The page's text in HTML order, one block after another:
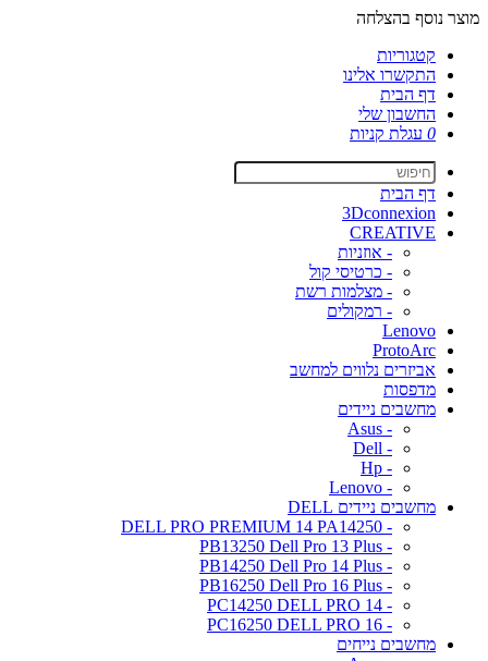
מוצר נוסף בהצלחה
קטגוריות
התקשרו אלינו
דף הבית
החשבון שלי
0 עגלת קניות
דף הבית
3Dconnexion
CREATIVE
- אוזניות
- כרטיסי קול
- מצלמות רשת
- רמקולים
Lenovo
ProtoArc
אביזרים נלווים למחשב
מדפסות
מחשבים ניידים
- Asus
- Dell
- Hp
- Lenovo
מחשבים ניידים DELL
- DELL PRO PREMIUM 14 PA14250
- PB13250 Dell Pro 13 Plus
- PB14250 Dell Pro 14 Plus
- PB16250 Dell Pro 16 Plus
- PC14250 DELL PRO 14
- PC16250 DELL PRO 16
מחשבים נייחים